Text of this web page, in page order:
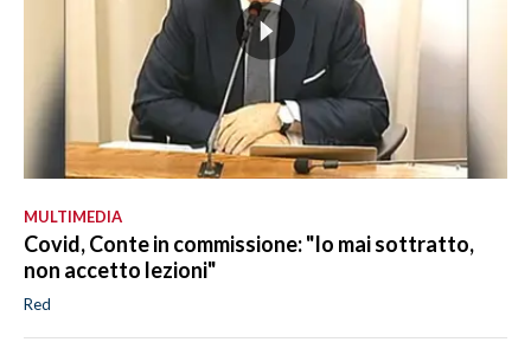
MULTIMEDIA
Covid, Conte in commissione: "Io mai sottratto,
non accetto lezioni"
Red